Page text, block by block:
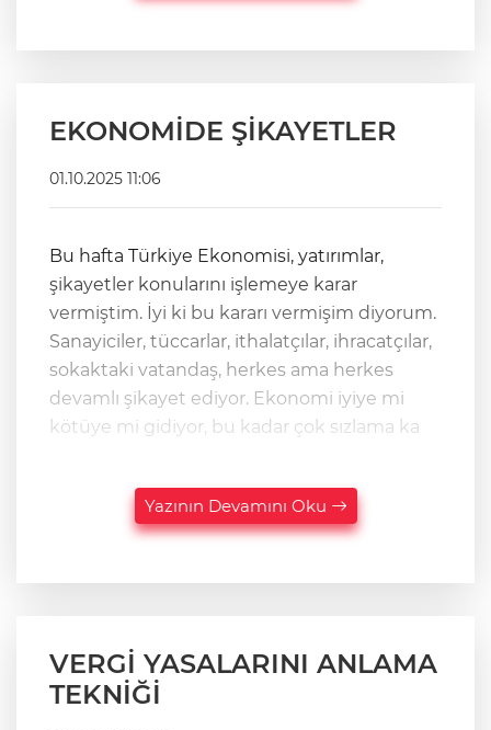
EKONOMİDE ŞİKAYETLER
01.10.2025 11:06
Bu hafta Türkiye Ekonomisi, yatırımlar,
şikayetler konularını işlemeye karar
vermiştim. İyi ki bu kararı vermişim diyorum.
Sanayiciler, tüccarlar, ithalatçılar, ihracatçılar,
sokaktaki vatandaş, herkes ama herkes
devamlı şikayet ediyor. Ekonomi iyiye mi
kötüye mi gidiyor, bu kadar çok sızlama ka
Yazının Devamını Oku
VERGİ YASALARINI ANLAMA
TEKNİĞİ